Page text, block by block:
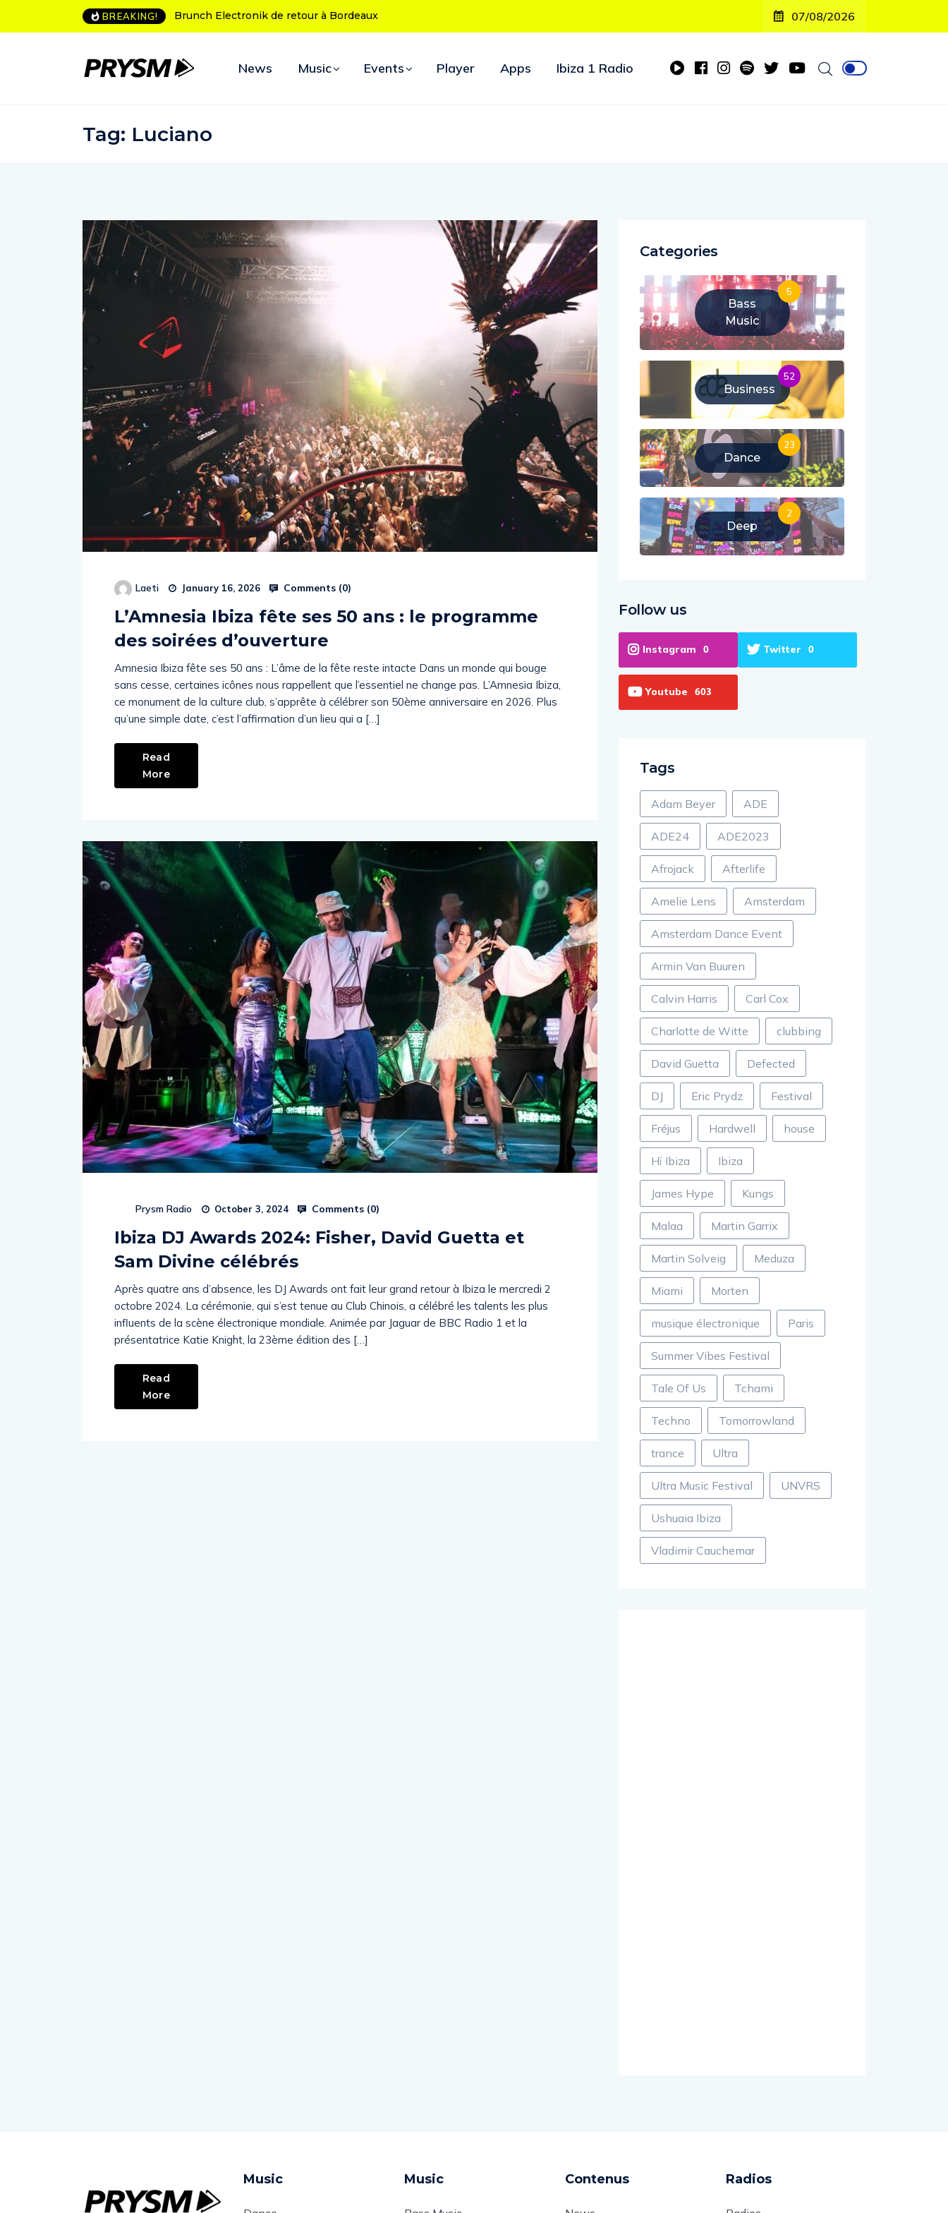
BREAKING!
Electronik de retour à BordeauxL’Amnesia Ibiza fête ses 50 ans : le
programme des soirées d’ouverture
07/08/2026
News Music Events Player Apps Ibiza 1 Radio
Tag: Luciano
Laeti January 16, 2026 Comments (0)
L’Amnesia Ibiza fête ses 50 ans : le programme
des soirées d’ouverture
Amnesia Ibiza fête ses 50 ans : L’âme de la fête reste intacte Dans un monde qui bouge
sans cesse, certaines icônes nous rappellent que l’essentiel ne change pas. L’Amnesia Ibiza,
ce monument de la culture club, s’apprête à célébrer son 50ème anniversaire en 2026. Plus
qu’une simple date, c’est l’affirmation d’un lieu qui a […]
Read
More
Prysm Radio October 3, 2024 Comments (0)
Ibiza DJ Awards 2024: Fisher, David Guetta et
Sam Divine célébrés
Après quatre ans d’absence, les DJ Awards ont fait leur grand retour à Ibiza le mercredi 2
octobre 2024. La cérémonie, qui s’est tenue au Club Chinois, a célébré les talents les plus
influents de la scène électronique mondiale. Animée par Jaguar de BBC Radio 1 et la
présentatrice Katie Knight, la 23ème édition des […]
Read
More
Categories
Bass
Music
5
Business
52
Dance
23
Deep
2
Follow us
Instagram 0 Twitter 0
Youtube 603
Tags
Adam Beyer ADE
ADE24 ADE2023
Afrojack Afterlife
Amelie Lens Amsterdam
Amsterdam Dance Event
Armin Van Buuren
Calvin Harris Carl Cox
Charlotte de Witte clubbing
David Guetta Defected
DJ Eric Prydz Festival
Fréjus Hardwell house
Hï Ibiza Ibiza
James Hype Kungs
Malaa Martin Garrix
Martin Solveig Meduza
Miami Morten
musique électronique Paris
Summer Vibes Festival
Tale Of Us Tchami
Techno Tomorrowland
trance Ultra
Ultra Music Festival UNVRS
Ushuaia Ibiza
Vladimir Cauchemar
Music Music Contenus Radios